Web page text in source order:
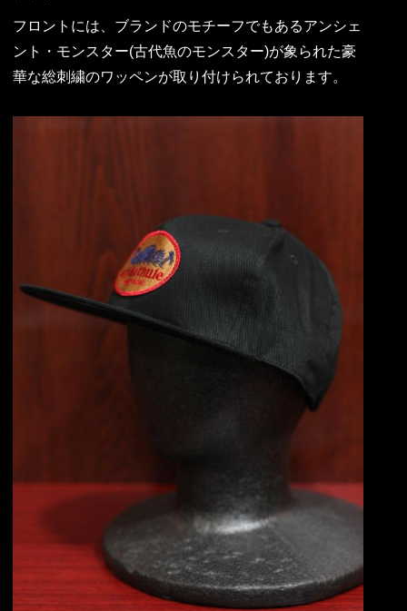
フロントには、ブランドのモチーフでもあるアンシェ
ント・モンスター(古代魚のモンスター)が象られた豪
華な総刺繍のワッペンが取り付けられております。